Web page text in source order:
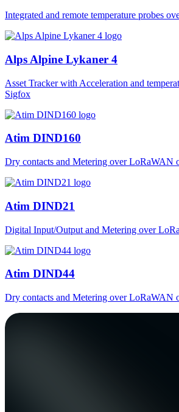
Integrated and remote temperature probes
Alps Alpine Lykaner 4
Asset Tracker with Acceleration and
Sigfox
Atim DIND160
Dry contacts and Metering over LoRaWAN
Atim DIND21
Digital Input/Output and Metering over
Atim DIND44
Dry contacts and Metering over LoRaWAN